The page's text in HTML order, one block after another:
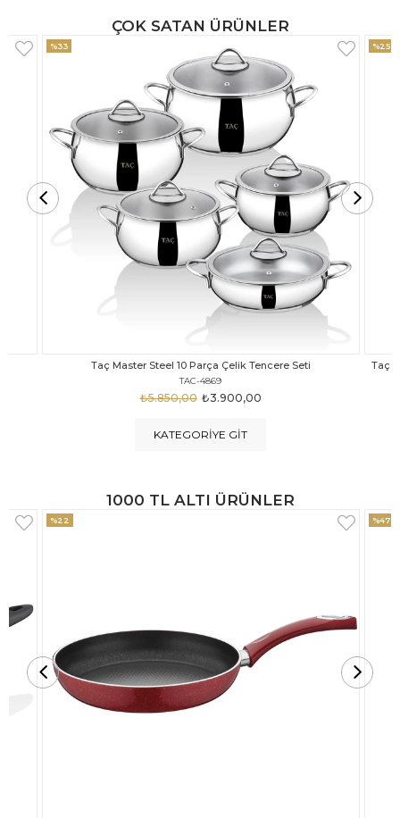
ÇOK SATAN ÜRÜNLER
Taç Carabella Döküm Cam Kapak 7 Parça Tencere Seti Siyah
TAC-3817
₺3.250,00
₺4.350,00
%25 %33
KATEGORIYE GIT
1000 TL ALTI ÜRÜNLER
%47 %18